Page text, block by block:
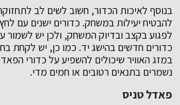
בנוסף לאיכות הכדור, חשוב לשים לב
להבטיח יעילות במשחק. כדורים ישנים עם
לפגוע בקצב ובדיוק המשחק, ולכן יש
כדורים חדשים בהישג יד. כמו כן, יש לקחת
במזג האוויר שיכולים להשפיע על כדורי
נשמרים בתנאים רטובים או חמים מדי.
פאדל טניס